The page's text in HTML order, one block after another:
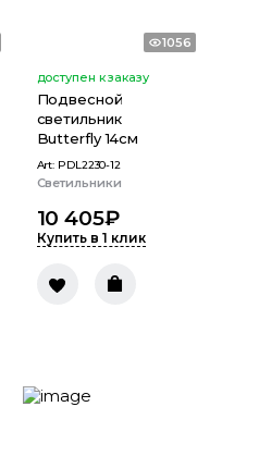
1056
доступен к заказу
Подвесной
светильник
Butterfly 14см
Art: PDL2230-12
Светильники
10 405₽
Купить в 1 клик